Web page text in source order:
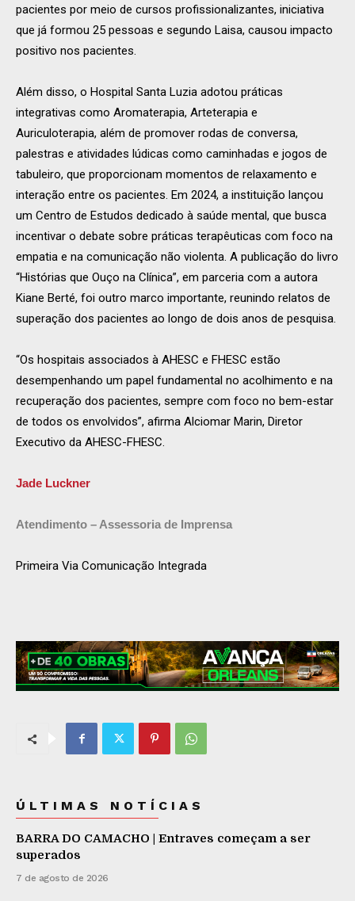
pacientes por meio de cursos profissionalizantes, iniciativa
que já formou 25 pessoas e segundo Laisa, causou impacto
positivo nos pacientes.
Além disso, o Hospital Santa Luzia adotou práticas
integrativas como Aromaterapia, Arteterapia e
Auriculoterapia, além de promover rodas de conversa,
palestras e atividades lúdicas como caminhadas e jogos de
tabuleiro, que proporcionam momentos de relaxamento e
interação entre os pacientes. Em 2024, a instituição lançou
um Centro de Estudos dedicado à saúde mental, que busca
incentivar o debate sobre práticas terapêuticas com foco na
empatia e na comunicação não violenta. A publicação do livro
“Histórias que Ouço na Clínica”, em parceria com a autora
Kiane Berté, foi outro marco importante, reunindo relatos de
superação dos pacientes ao longo de dois anos de pesquisa.
“Os hospitais associados à AHESC e FHESC estão
desempenhando um papel fundamental no acolhimento e na
recuperação dos pacientes, sempre com foco no bem-estar
de todos os envolvidos”, afirma Alciomar Marin, Diretor
Executivo da AHESC-FHESC.
Jade Luckner
Atendimento – Assessoria de Imprensa
Primeira Via Comunicação Integrada
ÚLTIMAS NOTÍCIAS
BARRA DO CAMACHO | Entraves começam a ser
superados
7 de agosto de 2026